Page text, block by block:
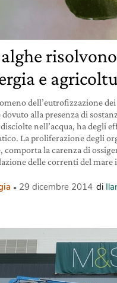
alghe
e
dell’eutrofizzazione
dovuto alla presenza di
nell’acqua, ha degli
La proliferazione degli
comporta la carenza di
delle correnti del mare
29 dicembre 2014 di